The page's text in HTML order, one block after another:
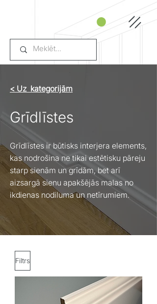
< Uz kategorijām
Grīdlīstes
Grīdlīstes ir būtisks interjera elements,
kas nodrošina ne tikai estētisku pāreju
starp sienām un grīdām, bet arī
aizsargā sienu apakšējās malas no
ikdienas nodiluma un netīrumiem.
Filtrs